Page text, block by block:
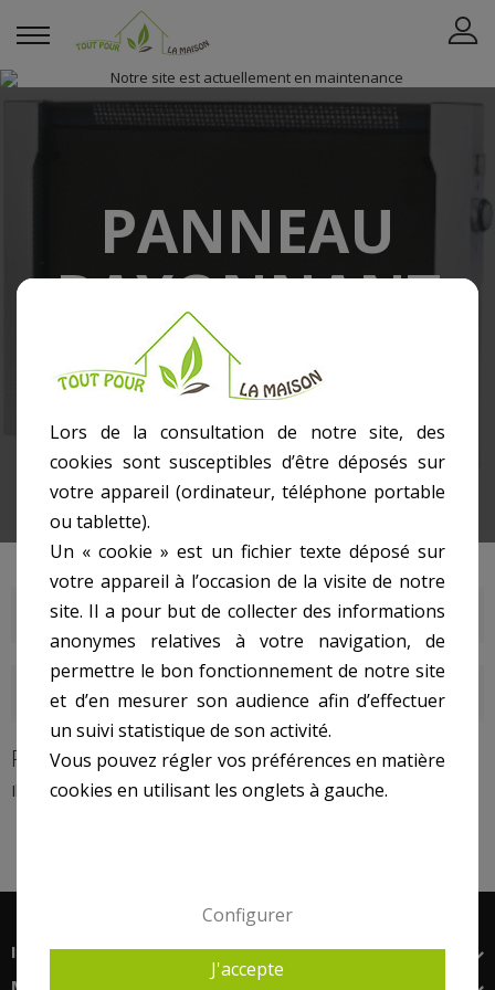
PANNEAU
RAYONNANT
La maison
Chauffage et Climatisation
Chauffage Électrique
Panneau Rayonnant
PANNEAU RAYONNANT
DERNIERS ARTICLES DU BLOG
PANNEAU RAYONNANT
Il n'y a aucun produit dans cette catégorie.
INFORMATIONS
MON COMPTE
Lors de la consultation de notre site, des
cookies sont susceptibles d’être déposés sur
votre appareil (ordinateur, téléphone portable
ou tablette).
Un « cookie » est un fichier texte déposé sur
votre appareil à l’occasion de la visite de notre
site. Il a pour but de collecter des informations
anonymes relatives à votre navigation, de
permettre le bon fonctionnement de notre site
et d’en mesurer son audience afin d’effectuer
un suivi statistique de son activité.
Vous pouvez régler vos préférences en matière
cookies en utilisant les onglets à gauche.
Configurer
J'accepte